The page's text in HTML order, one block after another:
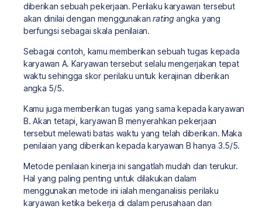
diberikan sebuah pekerjaan. Perilaku karyawan tersebut
akan dinilai dengan menggunakanrating angka yang
berfungsi sebagai skala penilaian.
Sebagai contoh, kamu memberikan sebuah tugas kepada
karyawan A. Karyawan tersebut selalu mengerjakan tepat
waktu sehingga skor perilaku untuk kerajinan diberikan
angka 5/5.
Kamu juga memberikan tugas yang sama kepada karyawan
B. Akan tetapi, karyawan B menyerahkan pekerjaan
tersebut melewati batas waktu yang telah diberikan. Maka
penilaian yang diberikan kepada karyawan B hanya 3.5/5.
Metode penilaian kinerja ini sangatlah mudah dan terukur.
Hal yang paling penting untuk dilakukan dalam
menggunakan metode ini ialah menganalisis perilaku
karyawan ketika bekerja di dalam perusahaan dan